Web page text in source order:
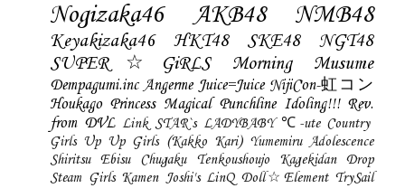
Nogizaka46 AKB48 NMB48
Keyakizaka46 HKT48 SKE48
NGT48
SUPER☆GiRLS
Morning Musume
Dempagumi.inc Angerme Juice=Juice NijiCon-虹コン
Houkago Princess Magical Punchline Idoling!!! Rev.
from DVL Link STAR`s LADYBABY ℃-ute Country
Girls Up Up Girls (Kakko Kari) Yumemiru Adolescence
Shiritsu Ebisu Chugaku
Tenkoushoujo Kagekidan
Drop
Steam Girls Kamen Joshi's LinQ Doll☆Element TrySail